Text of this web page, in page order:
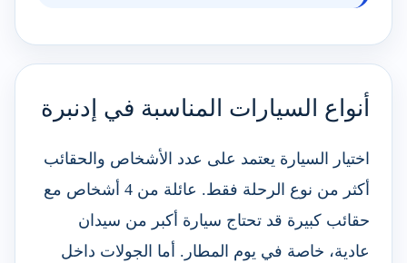
أنواع السيارات المناسبة في إدنبرة
اختيار السيارة يعتمد على عدد الأشخاص والحقائب
أكثر من نوع الرحلة فقط. عائلة من 4 أشخاص مع
حقائب كبيرة قد تحتاج سيارة أكبر من سيدان
عادية، خاصة في يوم المطار. أما الجولات داخل